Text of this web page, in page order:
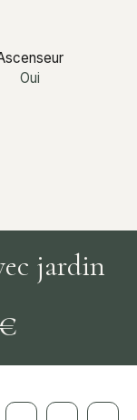
Oui
jardin